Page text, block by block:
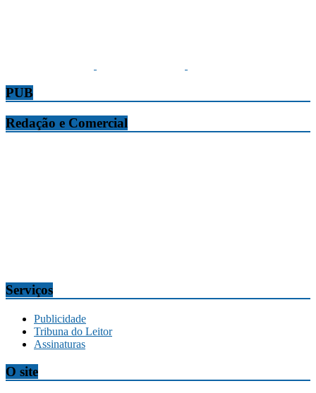
PUB
Redação e Comercial
Serviços
Publicidade
Tribuna do Leitor
Assinaturas
O site